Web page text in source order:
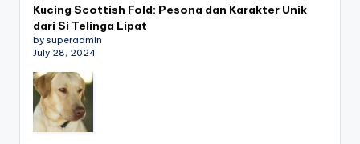
Kucing Scottish Fold: Pesona dan Karakter Unik
dari Si Telinga Lipat
by superadmin
July 28, 2024